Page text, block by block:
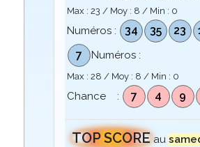
Max : 23 / Moy : 8 / Min : 0
Numéros : 34 35 23
7
Numéros :
Max : 28 / Moy : 8 / Min : 0
Chance : 7 4 9
TOP SCORE au